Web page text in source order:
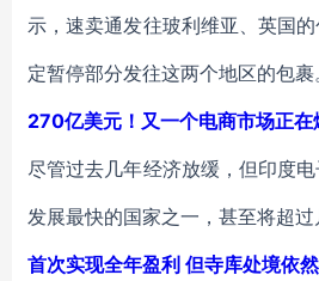
示，速卖通发往玻利维亚、英国
定暂停部分发往这两个地区的包裹
270亿美元！又一个电商市场正在
尽管过去几年经济放缓，但印度
发展最快的国家之一，甚至将超过
首次实现全年盈利 但寺库处境依